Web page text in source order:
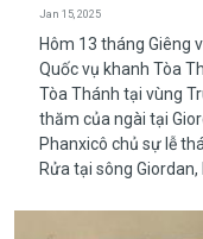
Jan 15, 2025
Hôm 13 tháng Giêng
Quốc vụ khanh Tòa
Tòa Thánh tại vùng
thăm của ngài tại
Phanxicô chủ sự lễ
Rửa tại sông